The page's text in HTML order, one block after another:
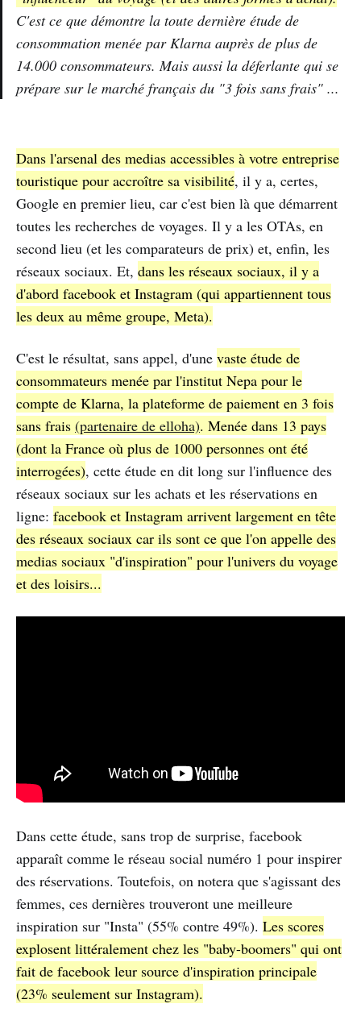
C'est ce que démontre la toute dernière étude de
consommation menée par Klarna auprès de plus de
14.000 consommateurs. Mais aussi la déferlante qui se
prépare sur le marché français du "3 fois sans frais" ...
Dans l'arsenal des medias accessibles à votre entreprise
touristique pour accroître sa visibilité, il y a, certes,
Google en premier lieu, car c'est bien là que démarrent
toutes les recherches de voyages. Il y a les OTAs, en
second lieu (et les comparateurs de prix) et, enfin, les
réseaux sociaux. Et, dans les réseaux sociaux, il y a
d'abord facebook et Instagram (qui appartiennent tous
les deux au même groupe, Meta).
C'est le résultat, sans appel, d'une vaste étude de
consommateurs menée par l'institut Nepa pour le
compte de Klarna, la plateforme de paiement en 3 fois
sans frais (partenaire de elloha). Menée dans 13 pays
(dont la France où plus de 1000 personnes ont été
interrogées), cette étude en dit long sur l'influence des
réseaux sociaux sur les achats et les réservations en
ligne: facebook et Instagram arrivent largement en tête
des réseaux sociaux car ils sont ce que l'on appelle des
medias sociaux "d'inspiration" pour l'univers du voyage
et des loisirs...
Dans cette étude, sans trop de surprise, facebook
apparaît comme le réseau social numéro 1 pour inspirer
des réservations. Toutefois, on notera que s'agissant des
femmes, ces dernières trouveront une meilleure
inspiration sur "Insta" (55% contre 49%). Les scores
explosent littéralement chez les "baby-boomers" qui ont
fait de facebook leur source d'inspiration principale
(23% seulement sur Instagram).